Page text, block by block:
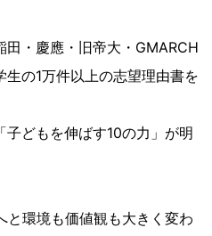
・慶應・旧帝大・GMARCH
の1万件以上の志望理由書を
どもを伸ばす10の力」が明
と環境も価値観も大きく変わ